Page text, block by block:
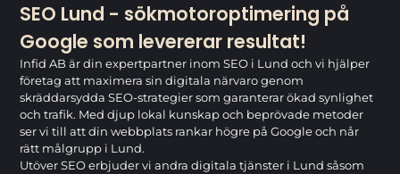
SEO Lund - sökmotoroptimering på
Google som levererar resultat!
Infid AB är din expertpartner inom SEO i Lund och vi hjälper
företag att maximera sin digitala närvaro genom
skräddarsydda SEO-strategier som garanterar ökad synlighet
och trafik. Med djup lokal kunskap och beprövade metoder
ser vi till att din webbplats rankar högre på Google och når
rätt målgrupp i Lund.
Utöver SEO erbjuder vi andra digitala tjänster i Lund såsom